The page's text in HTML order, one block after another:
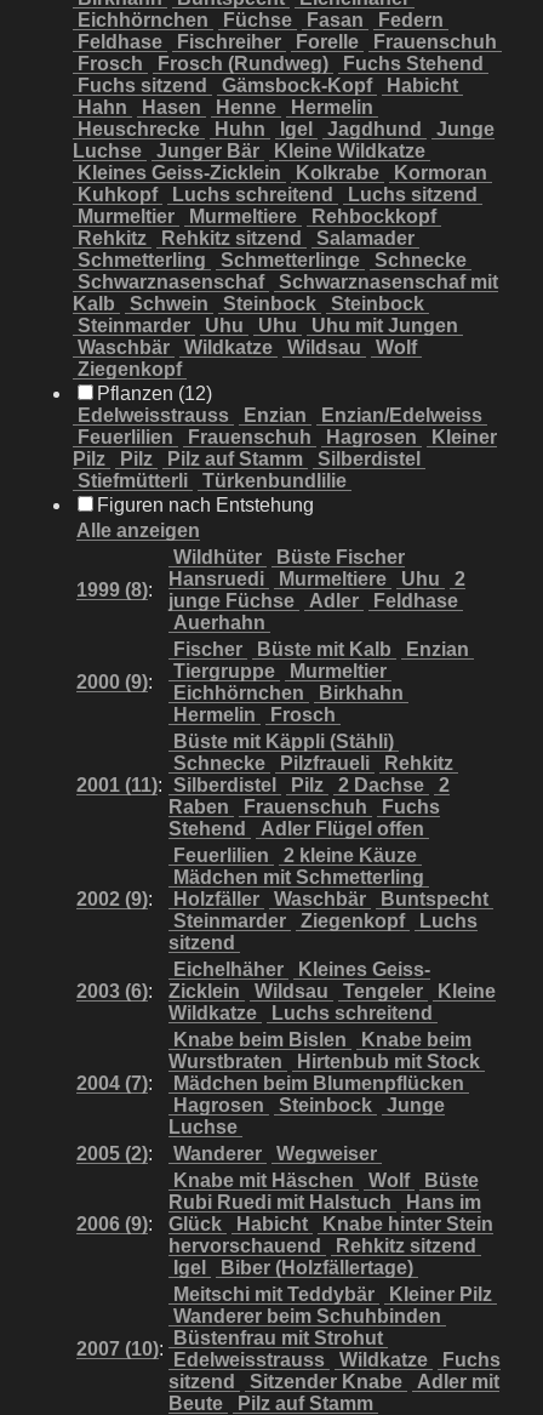
Eichhörnchen
Füchse Fasan
Federn
Feldhase
Fischreiher Forelle
Frauenschuh
Frosch
Frosch (Rundweg)
Fuchs Stehend
Fuchs sitzend
Gämsbock-Kopf
Habicht
Hahn
Hasen Henne
Hermelin
Heuschrecke
Huhn Igel Jagdhund
Junge
Luchse
Junger Bär
Kleine Wildkatze
Kleines Geiss-Zicklein
Kolkrabe
Kormoran
Kuhkopf
Luchs schreitend
Luchs sitzend
Murmeltier
Murmeltiere
Rehbockkopf
Rehkitz
Rehkitz sitzend
Salamader
Schmetterling
Schmetterlinge
Schnecke
Schwarznasenschaf
Schwarznasenschaf mit
Kalb
Schwein Steinbock
Steinbock
Steinmarder
Uhu Uhu
Uhu mit Jungen
Waschbär
Wildkatze Wildsau
Wolf
Ziegenkopf
Pflanzen (12)
Edelweisstrauss
Enzian
Enzian/Edelweiss
Feuerlilien
Frauenschuh Hagrosen
Kleiner
Pilz
Pilz Pilz auf Stamm
Silberdistel
Stiefmütterli
Türkenbundlilie
Figuren nach Entstehung
Alle anzeigen
1999 (8):
Wildhüter
Büste Fischer
Hansruedi
Murmeltiere Uhu
2
junge Füchse
Adler
Feldhase
Auerhahn
2000 (9):
Fischer Büste mit Kalb
Enzian
Tiergruppe
Murmeltier
Eichhörnchen
Birkhahn
Hermelin
Frosch
2001 (11):
Büste mit Käppli (Stähli)
Schnecke
Pilzfraueli
Rehkitz
Silberdistel
Pilz 2 Dachse
2
Raben
Frauenschuh
Fuchs
Stehend
Adler Flügel offen
2002 (9):
Feuerlilien
2 kleine Käuze
Mädchen mit Schmetterling
Holzfäller
Waschbär
Buntspecht
Steinmarder
Ziegenkopf
Luchs
sitzend
2003 (6):
Eichelhäher
Kleines Geiss-
Zicklein
Wildsau Tengeler
Kleine
Wildkatze
Luchs schreitend
2004 (7):
Knabe beim Bislen
Knabe beim
Wurstbraten
Hirtenbub mit Stock
Mädchen beim Blumenpflücken
Hagrosen
Steinbock
Junge
Luchse
2005 (2): Wanderer Wegweiser
2006 (9):
Knabe mit Häschen Wolf
Büste
Rubi Ruedi mit Halstuch
Hans im
Glück
Habicht
Knabe hinter Stein
hervorschauend
Rehkitz sitzend
Igel
Biber (Holzfällertage)
2007 (10):
Meitschi mit Teddybär
Kleiner Pilz
Wanderer beim Schuhbinden
Büstenfrau mit Strohut
Edelweisstrauss
Wildkatze
Fuchs
sitzend
Sitzender Knabe
Adler mit
Beute
Pilz auf Stamm